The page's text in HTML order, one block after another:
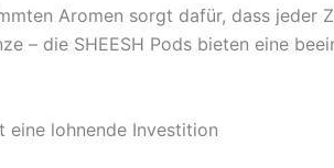
Aromen sorgt dafür, dass jeder
– die SHEESH Pods bieten eine
eine lohnende Investition